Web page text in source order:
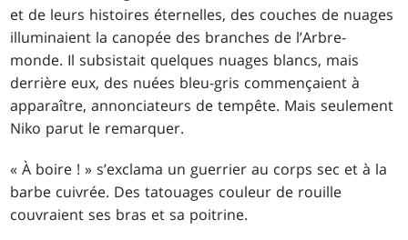
et de leurs histoires éternelles, des couches de nuages
illuminaient la canopée des branches de l’Arbre-
monde. Il subsistait quelques nuages blancs, mais
derrière eux, des nuées bleu-gris commençaient à
apparaître, annonciateurs de tempête. Mais seulement
Niko parut le remarquer.
« À boire ! » s’exclama un guerrier au corps sec et à la
barbe cuivrée. Des tatouages couleur de rouille
couvraient ses bras et sa poitrine.